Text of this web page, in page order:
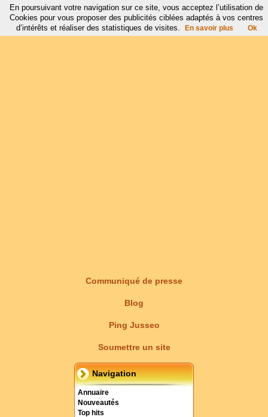
Communiqué de presse
Blog
Ping Jusseo
Soumettre un site
Navigation
Annuaire
Nouveautés
Top hits
En poursuivant votre navigation sur ce site, vous acceptez l’utilisation de
Cookies pour vous proposer des publicités ciblées adaptés à vos centres
d’intérêts et réaliser des statistiques de visites.
En savoir plus Ok